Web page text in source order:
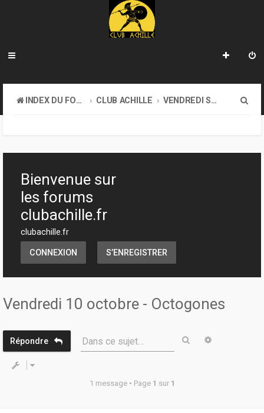
INDEX DU FORUM CLUB ACHILLE VENDREDI SOIR D'ACHILLE
h
Bienvenue sur
les forums
clubachille.fr
clubachille.fr
CONNEXION S’ENREGISTRER
Vendredi 10 octobre - Octogones
Répondre Dans ce sujet… Rechercher
1 message • Page 1 sur 1